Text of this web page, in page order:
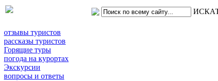
отзывы туристов
рассказы туристов
Горящие туры
погода на курортах
Экскурсии
вопросы и ответы